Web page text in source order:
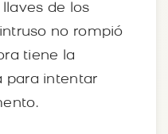
de los
no rompió
tiene la
para intentar